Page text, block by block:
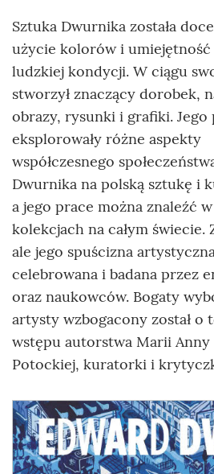
Sztuka Dwurnika została
użycie kolorów i
ludzkiej kondycji. W ciągu
stworzył znaczący dorobek,
obrazy, rysunki i grafiki. Jego
eksplorowały różne aspekty
współczesnego
Dwurnika na polską sztukę i
a jego prace można znaleźć
kolekcjach na całym świecie.
ale jego spuścizna
celebrowana i badana przez
oraz naukowców. Bogaty
artysty wzbogacony został o
wstępu autorstwa Marii Anny
Potockiej, kuratorki i